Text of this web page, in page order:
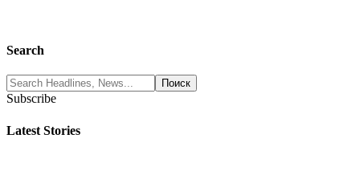
Search
Subscribe
Latest Stories